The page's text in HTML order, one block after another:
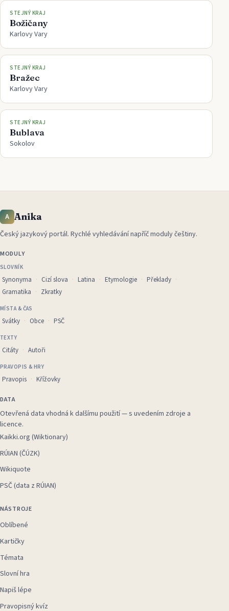
STEJNÝ KRAJ
Božičany
Karlovy Vary
STEJNÝ KRAJ
Bražec
Karlovy Vary
STEJNÝ KRAJ
Bublava
Sokolov
A Anika
Český jazykový portál. Rychlé vyhledávání napříč moduly češtiny.
MODULY
SLOVNÍK
Synonyma Cizí slova Latina Etymologie
Překlady
Gramatika
Zkratky
MÍSTA & ČAS
Svátky Obce PSČ
TEXTY
Citáty Autoři
PRAVOPIS & HRY
Pravopis Křížovky
DATA
Otevřená data vhodná k dalšímu použití — s uvedením zdroje a
licence.
Kaikki.org (Wiktionary)
RÚIAN (ČÚZK)
Wikiquote
PSČ (data z RÚIAN)
NÁSTROJE
Oblíbené
Kartičky
Témata
Slovní hra
Napiš lépe
Pravopisný kvíz